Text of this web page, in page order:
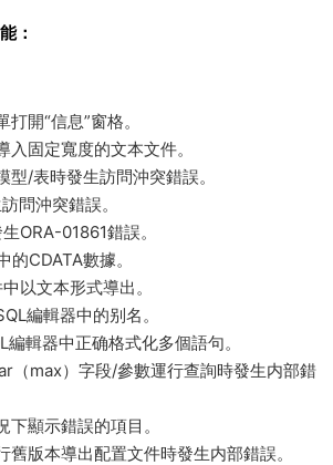
：
開“信息”窗格。
固定寬度的文本文件。
型/表時發生訪問沖突錯誤。
問沖突錯誤。
ORA-01861錯誤。
CDATA數據。
以文本形式導出。
編輯器中的别名。
輯器中正确格式化多個語句。
（max）字段/參數運行查詢時發生内部錯
顯示錯誤的項目。
舊版本導出配置文件時發生内部錯誤。